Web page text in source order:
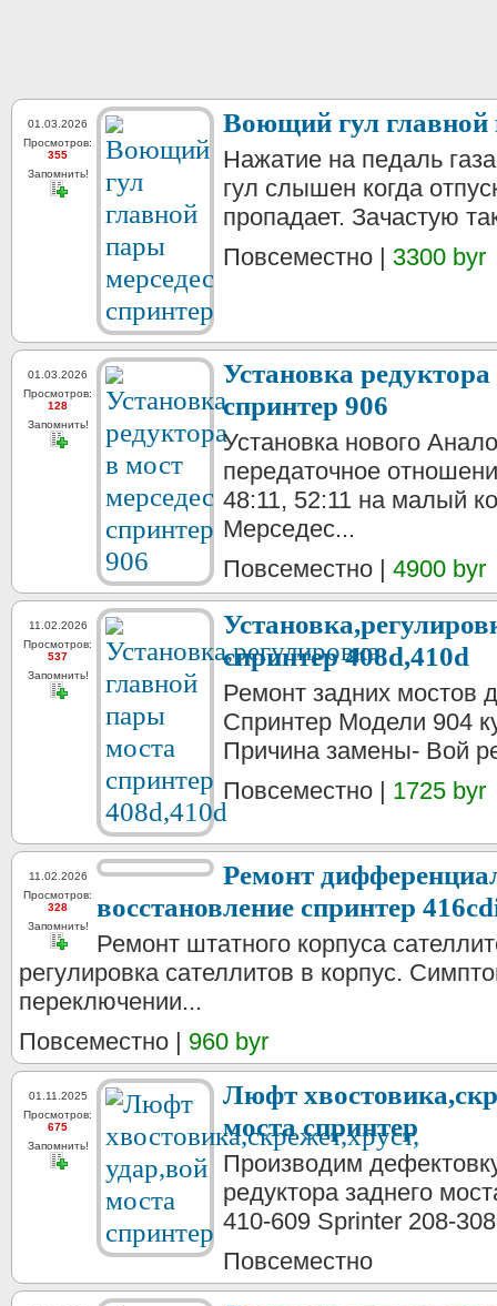
01.03.2026
Просмотров:
355
Запомнить!
Воющий гул главной
Нажатие на педаль
гул слышен когда
пропадает. Зачастую
Повсеместно | 3300 byr
01.03.2026
Просмотров:
128
Запомнить!
Установка
спринтер 906
Установка нового
передаточное
48:11, 52:11 на малый
Мерседес...
Повсеместно | 4900 byr
11.02.2026
Просмотров:
537
Запомнить!
спринтер 408d,410d
Ремонт задних мостов
Спринтер Модели 904
Причина замены- Вой
Повсеместно | 1725 byr
11.02.2026
Просмотров:
328
Запомнить!
Ремонт
восстановление спринтер
Ремонт штатного корпуса
регулировка сателлитов в корпус.
переключении...
Повсеместно | 960 byr
01.11.2025
Просмотров:
675
Запомнить!
Люфт
моста спринтер
Производим
редуктора заднего
410-609 Sprinter 208-
Повсеместно